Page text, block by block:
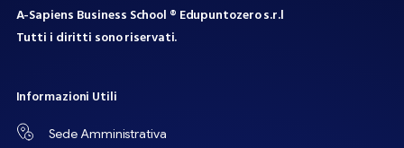
A-Sapiens Business School ® Edupuntozero s.r.l
Tutti i diritti sono riservati.
Informazioni Utili
Sede Amministrativa